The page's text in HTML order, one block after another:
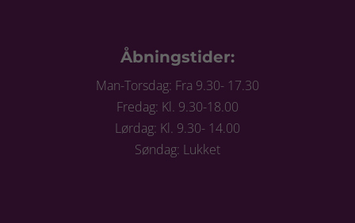
Åbningstider:
Man-Torsdag: Fra 9.30- 17.30
Fredag: Kl. 9.30-18.00
Lørdag: Kl. 9.30- 14.00
Søndag: Lukket